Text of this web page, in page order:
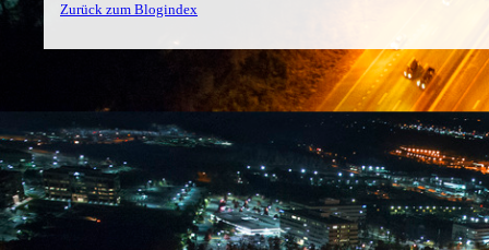
Zurück zum Blogindex